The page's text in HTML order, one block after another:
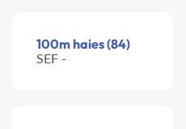
100m haies (84)
SEF -